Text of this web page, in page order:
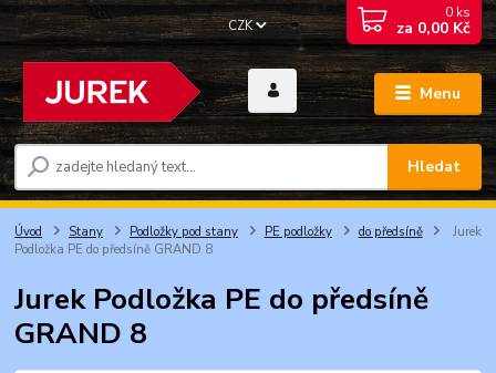
Menu
CZK
Hledat
0 ks
za 0,00 Kč
Úvod Stany Podložky pod stany PE podložky do předsíně
Jurek
Podložka PE do předsíně GRAND 8
Jurek Podložka PE do předsíně
GRAND 8